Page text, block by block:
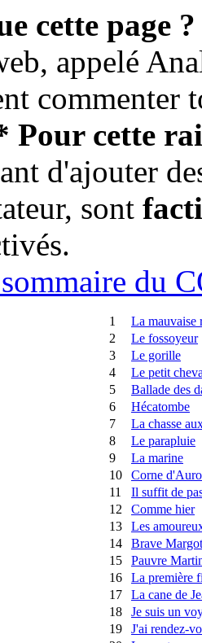
cette page ?
appelé
commenter
Pour cette
d'ajouter
sont
du
1
La mauvaise
2
Le fossoyeur
3
Le gorille
4
Le petit
5
Ballade des
6
Hécatombe
7
La chasse
8
Le parapluie
9
La marine
10
Corne
11
Il suffit de
12
Comme hier
13
Les
14
Brave Margot
15
Pauvre
16
La première
17
La cane de
18
Je suis un
19
J'ai rendez-